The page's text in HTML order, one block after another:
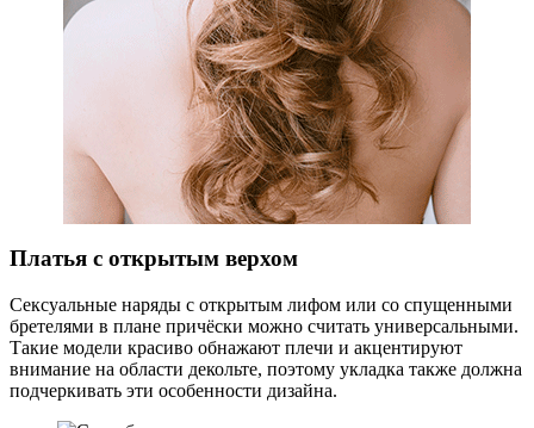
Платья с открытым верхом
Сексуальные наряды с открытым лифом или со спущенными
бретелями в плане причёски можно считать универсальными.
Такие модели красиво обнажают плечи и акцентируют
внимание на области декольте, поэтому укладка также должна
подчеркивать эти особенности дизайна.